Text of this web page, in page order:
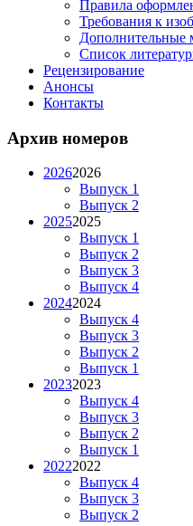
Правила
Требования к
Дополнительные
Список
Рецензирование
Анонсы
Контакты
Архив номеров
20262026
Выпуск 1
Выпуск 2
20252025
Выпуск 1
Выпуск 2
Выпуск 3
Выпуск 4
20242024
Выпуск 4
Выпуск 3
Выпуск 2
Выпуск 1
20232023
Выпуск 4
Выпуск 3
Выпуск 2
Выпуск 1
20222022
Выпуск 4
Выпуск 3
Выпуск 2